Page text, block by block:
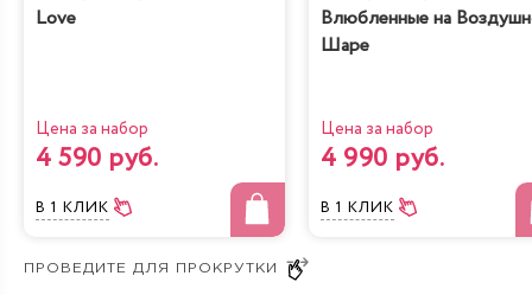
Love
Цена за набор
4 590 руб.
В 1 КЛИК
Влюбленные на
Шаре
Цена за набор
4 990 руб.
В 1 КЛИК